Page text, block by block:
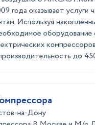
года оказывает услуги
Используя
оборудование
до
на-Дону